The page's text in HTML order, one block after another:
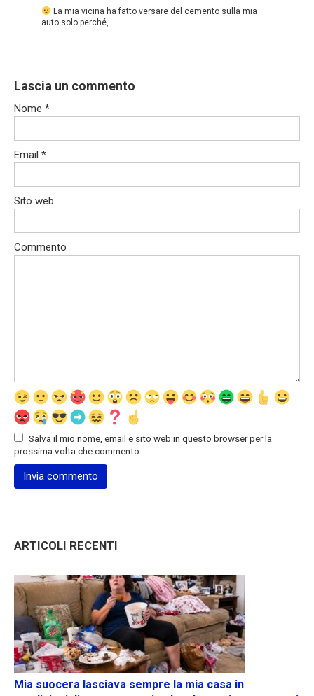
La mia vicina ha fatto versare del cemento sulla mia
auto solo perché,
Lascia un commento
Nome *
Email *
Sito web
Commento
Salva il mio nome, email e sito web in questo browser per la
prossima volta che commento.
ARTICOLI RECENTI
Mia suocera lasciava sempre la mia casa in